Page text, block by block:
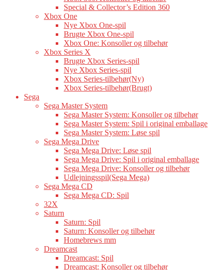
Special & Collector’s Edition 360
Xbox One
Nye Xbox One-spil
Brugte Xbox One-spil
Xbox One: Konsoller og tilbehør
Xbox Series X
Brugte Xbox Series-spil
Nye Xbox Series-spil
Xbox Series-tilbehør(Ny)
Xbox Series-tilbehør(Brugt)
Sega
Sega Master System
Sega Master System: Konsoller og tilbehør
Sega Master System: Spil i original emballage
Sega Master System: Løse spil
Sega Mega Drive
Sega Mega Drive: Løse spil
Sega Mega Drive: Spil i original emballage
Sega Mega Drive: Konsoller og tilbehør
Udlejningsspil(Sega Mega)
Sega Mega CD
Sega Mega CD: Spil
32X
Saturn
Saturn: Spil
Saturn: Konsoller og tilbehør
Homebrews mm
Dreamcast
Dreamcast: Spil
Dreamcast: Konsoller og tilbehør